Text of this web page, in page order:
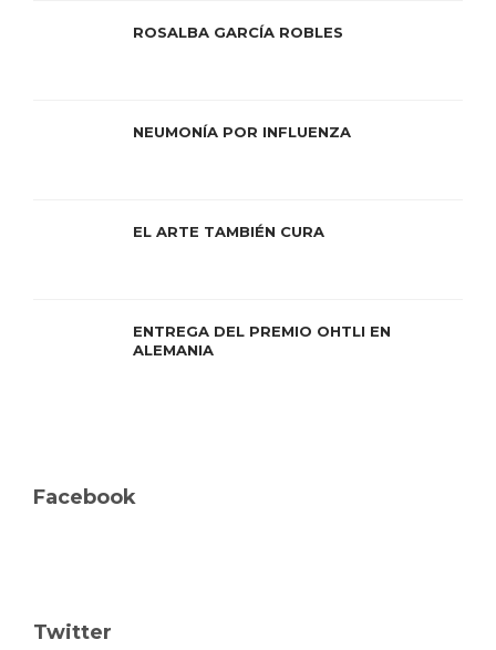
ROSALBA GARCÍA ROBLES
NEUMONÍA POR INFLUENZA
EL ARTE TAMBIÉN CURA
ENTREGA DEL PREMIO OHTLI EN
ALEMANIA
Facebook
Twitter